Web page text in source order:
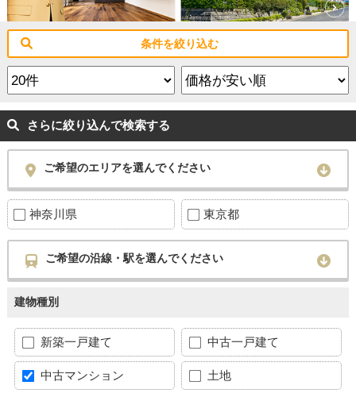
条件を絞り込む
さらに絞り込んで検索する
ご希望のエリアを選んでください
神奈川県 東京都
ご希望の沿線・駅を選んでください
建物種別
新築一戸建て 中古一戸建て
中古マンション 土地